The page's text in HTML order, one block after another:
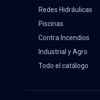
Redes Hidráulicas
Piscinas
Contra Incendios
Industrial y Agro
Todo el catálogo